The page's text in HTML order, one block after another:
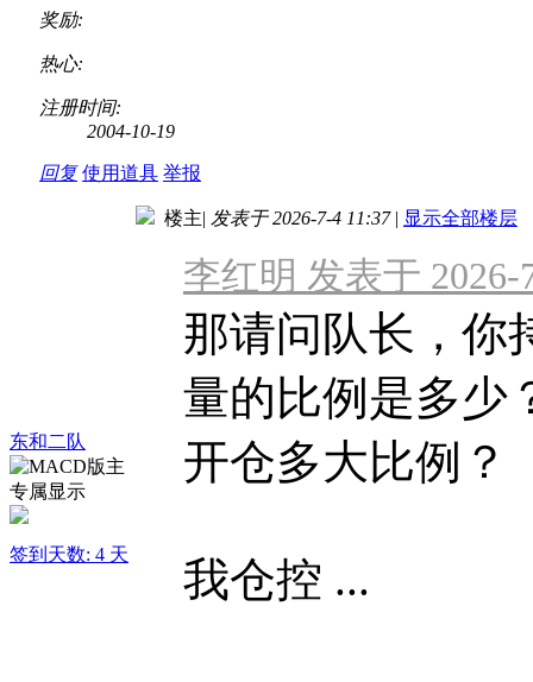
奖励:
热心:
注册时间:
2004-10-19
回复 使用道具 举报
东和二队
签到天数: 4 天
楼主| 发表于 2026-7-4 11:37 | 显示全部楼层
李红明 发表于 2026-
那请问队长，你
量的比例是多少
开仓多大比例？
我仓控 ...